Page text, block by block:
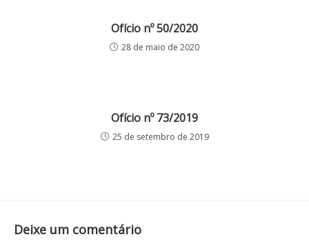
Ofício nº 50/2020
28 de maio de 2020
Ofício nº 73/2019
25 de setembro de 2019
Deixe um comentário